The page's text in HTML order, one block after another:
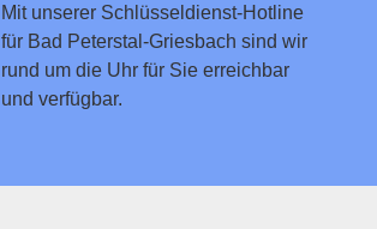
Mit unserer Schlüsseldienst-Hotline
für Bad Peterstal-Griesbach sind wir
rund um die Uhr für Sie erreichbar
und verfügbar.